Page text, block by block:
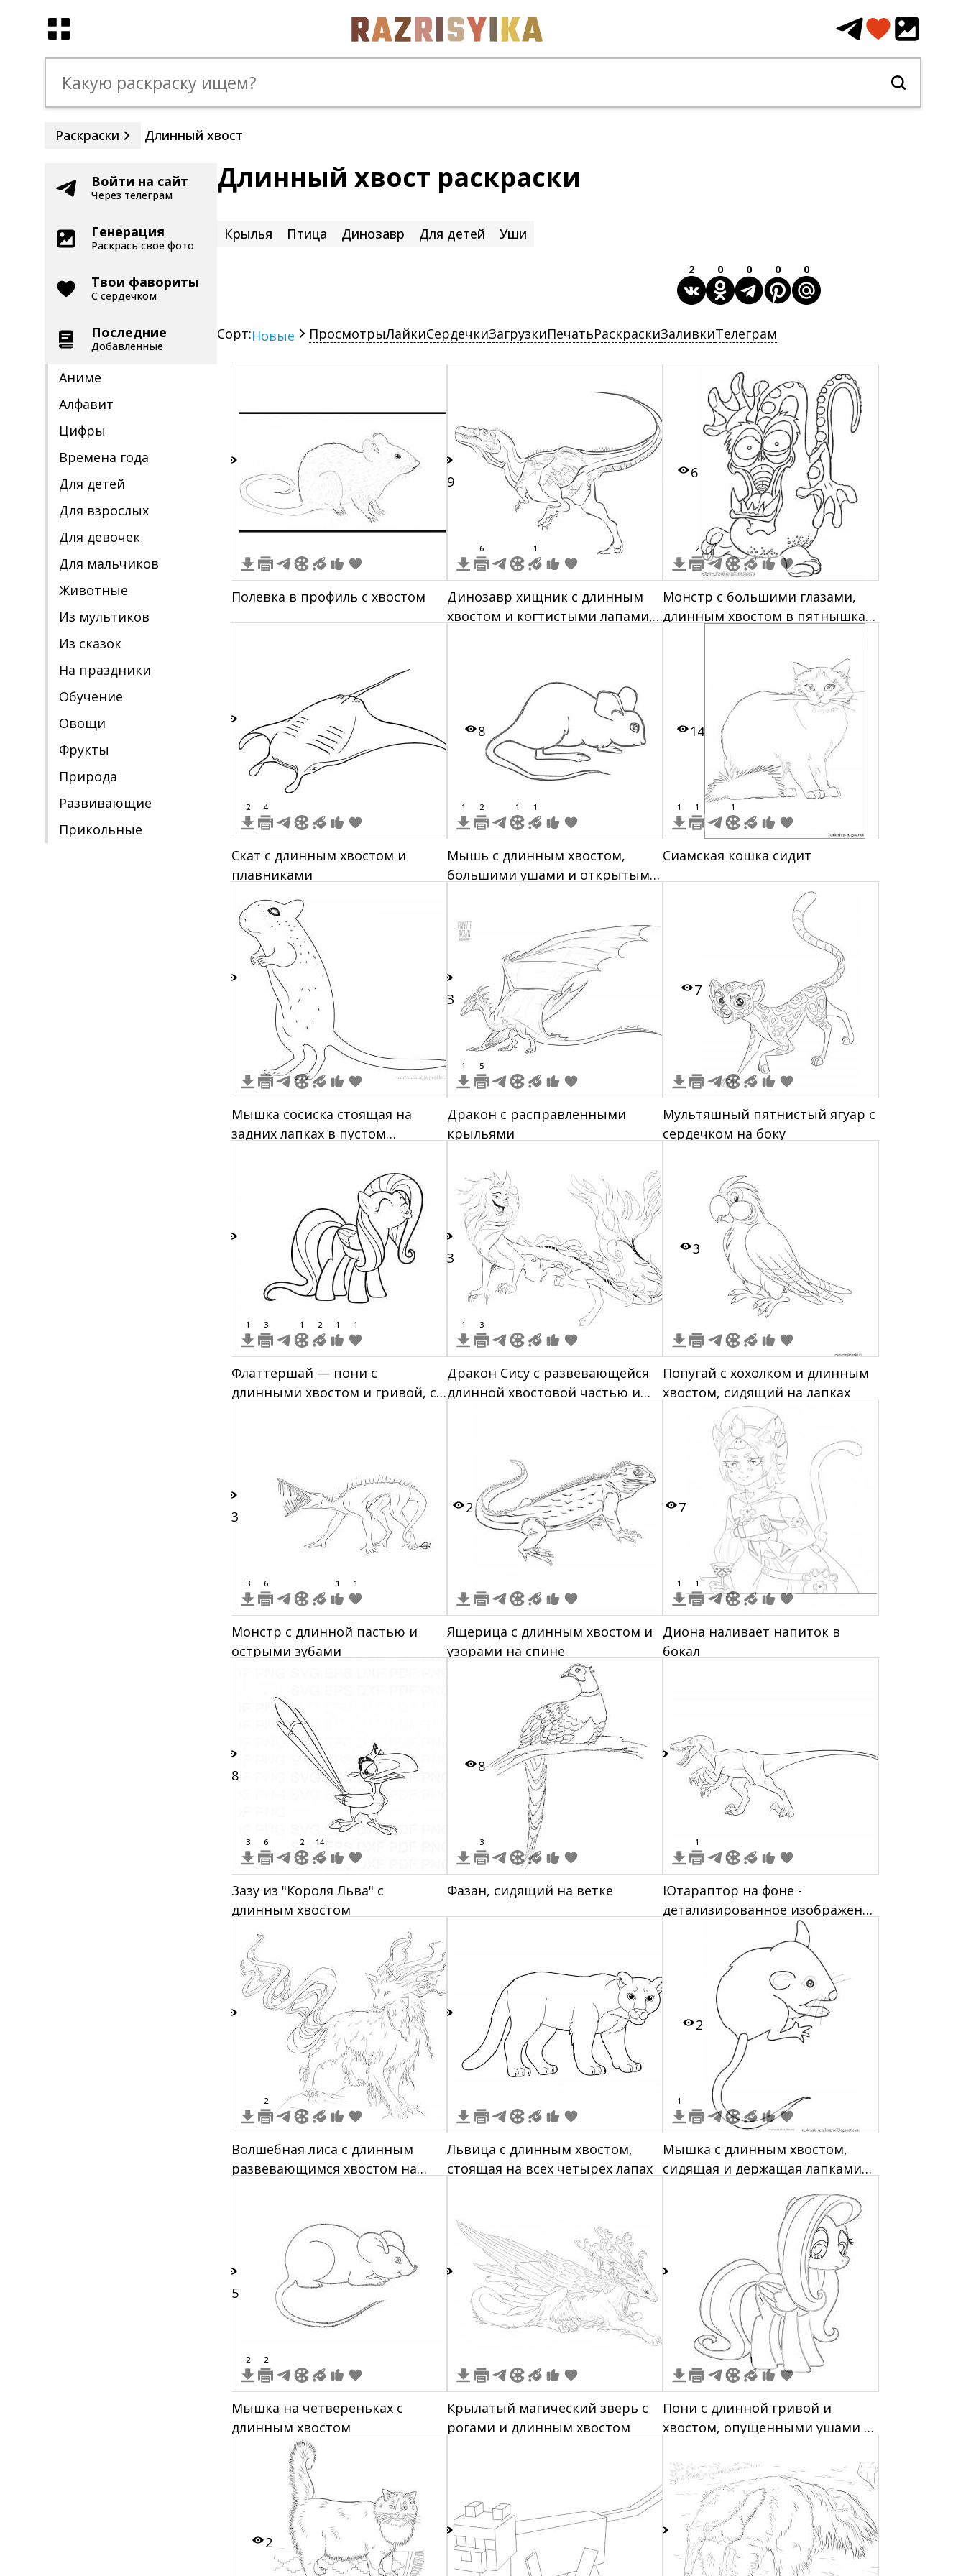
Раскраски Длинный хвост
Войти на сайт
Через телеграм
Генерация
Раскрась свое фото
Твои фавориты
С сердечком
Последние
Добавленные
Аниме
Алфавит
Цифры
Времена года
Для детей
Для взрослых
Для девочек
Для мальчиков
Животные
Из мультиков
Из сказок
На праздники
Обучение
Овощи
Фрукты
Природа
Развивающие
Прикольные
Длинный хвост раскраски
Крылья Птица Динозавр Для детей Уши
2 0 0 0 0
Сорт:Новые ПросмотрыЛайкиСердечкиЗагрузкиПечатьРаскраскиЗаливкиТелеграм
Полевка в профиль с хвостом
19
6 1
Динозавр хищник с длинным
хвостом и когтистыми лапами,
6
2
Монстр с большими глазами,
длинным хвостом в пятнышках,
2 4
Скат с длинным хвостом и
плавниками
8
1 2 1 1
Мышь с длинным хвостом,
большими ушами и открытыми
14
1 1 1
Сиамская кошка сидит
Мышка сосиска стоящая на
задних лапках в пустом
13
1 5
Дракон с расправленными
крыльями
7
Мультяшный пятнистый ягуар с
сердечком на боку
1 3 1 2 1 1
Флаттершай — пони с
длинными хвостом и гривой, с
13
1 3
Дракон Сису с развевающейся
длинной хвостовой частью и
3
Попугай с хохолком и длинным
хвостом, сидящий на лапках
13
3 6 1 1
Монстр с длинной пастью и
острыми зубами
2
Ящерица с длинным хвостом и
узорами на спине
7
1 1
Диона наливает напиток в
бокал
18
3 6 2 14
Зазу из "Короля Льва" с
длинным хвостом
8
3
Фазан, сидящий на ветке
1
Ютараптор на фоне -
детализированное изображение
2
Волшебная лиса с длинным
развевающимся хвостом на
Львица с длинным хвостом,
стоящая на всех четырех лапах
2
1
Мышка с длинным хвостом,
сидящая и держащая лапками
15
2 2
Мышка на четвереньках с
длинным хвостом
Крылатый магический зверь с
рогами и длинным хвостом
5
1
Пони с длинной гривой и
хвостом, опущенными ушами и
стоящая лицом влево
2